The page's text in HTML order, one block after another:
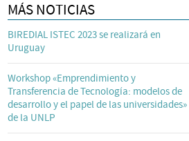
MÁS NOTICIAS
BIREDIAL ISTEC 2023 se realizará en
Uruguay
Workshop «Emprendimiento y
Transferencia de Tecnología: modelos de
desarrollo y el papel de las universidades»
de la UNLP